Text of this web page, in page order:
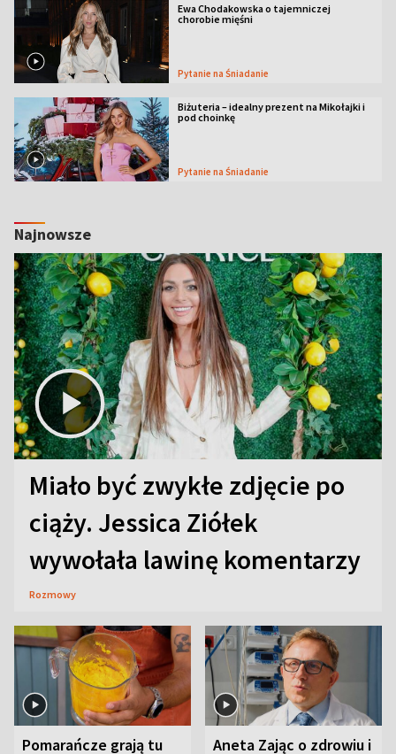
Ewa Chodakowska o tajemniczej
chorobie mięśni
Pytanie na Śniadanie
Biżuteria – idealny prezent na Mikołajki i
pod choinkę
Pytanie na Śniadanie
Najnowsze
Miało być zwykłe zdjęcie po
ciąży. Jessica Ziółek
wywołała lawinę komentarzy
Rozmowy
Pomarańcze grają tu Aneta Zając o zdrowiu i